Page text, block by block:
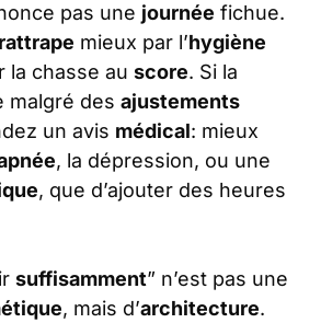
pas une journée fichue.
rattrape mieux par l’hygiène
la chasse au score. Si la
malgré des ajustements
un avis médical: mieux
, la dépression, ou une
, que d’ajouter des heures
suffisamment” n’est pas une
, mais d’architecture.